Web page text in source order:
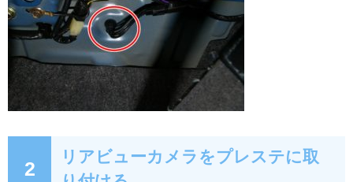
2
リアビューカメラをプレステに取